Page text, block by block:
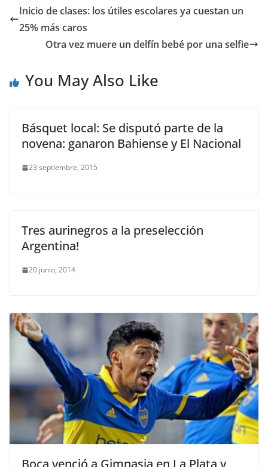
Inicio de clases: los útiles escolares ya cuestan un
25% más caros
Otra vez muere un delfín bebé por una selfie
You May Also Like
Básquet local: Se disputó parte de la
novena: ganaron Bahiense y El Nacional
23 septiembre, 2015
Tres aurinegros a la preselección
Argentina!
20 junio, 2014
Boca venció a Gimnasia en La Plata y